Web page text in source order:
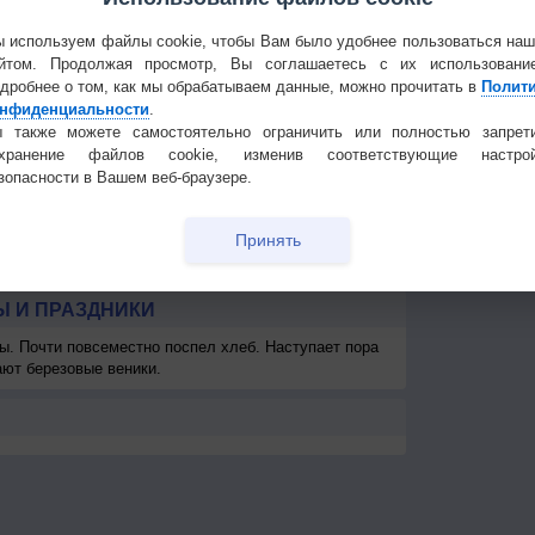
>10 км
> 1 км
5-9
13
>10 км
> 1 км
3-6
>10 км
> 1 км
2-5
<7
>10 км
> 1 км
3-6
14
>10 км
> 1 км
3-6
>10 км
-
3-6
>10 км
-
>10 км
-
И ПРАЗДНИКИ
Почти повсеместно поспел хлеб. Наступает пора
березовые веники.
Гостевая
используем файлы cookie, чтобы Вам было удобнее пользоваться
Продолжая просмотр, Вы соглашаетесь с их
о том, как мы обрабатываем данные, можно прочитать в
также можете самостоятельно ограничить или полностью
файлов cookie, изменив соответствующие
в Вашем веб-браузере.
Принять